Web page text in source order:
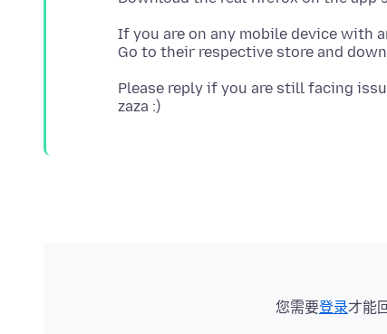
If you are on any mobile device with
Please reply if you are still facing
您需要登录才能